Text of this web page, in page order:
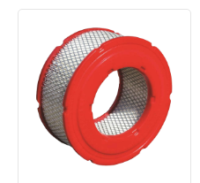
Быстрый просмотр
Добавить к сравнению
Добавить в избранное